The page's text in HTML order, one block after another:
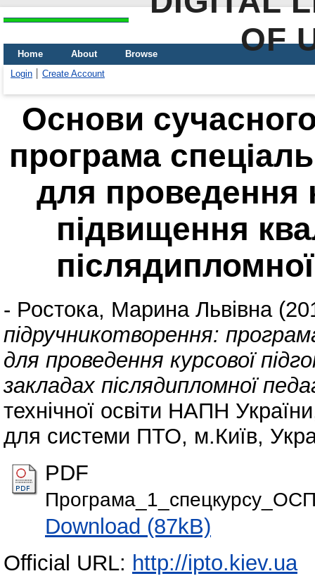
OF
Home About
Browse
Login
Create Account
Основи
програма
для проведення
підвищення
післядипломної
- Ростока, Марина Львівна
підручникотворення:
для проведення курсової
закладах післядипломної
технічної освіти НАПН
для системи ПТО, м.Київ,
PDF
Download (87kB)
Official URL: http://ipto.kiev.ua